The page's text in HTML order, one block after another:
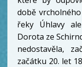
době
řeky Úhlavy
Dorota ze
nedostavěla,
začátku 20. let